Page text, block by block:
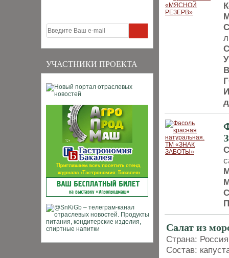
УЧАСТНИКИ ПРОЕКТА
Салат из
Страна:
Состав: